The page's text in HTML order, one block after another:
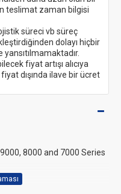
teslimat zaman bilgisi
süreci vb süreç
dolayı hiçbir
fiyat artışı alıcıya
dışında ilave bir ücret
8000 and 7000 Series